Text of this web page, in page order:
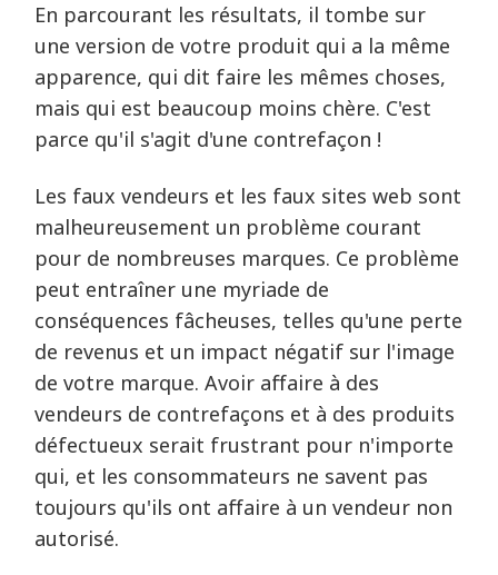
En parcourant les résultats, il tombe sur
une version de votre produit qui a la même
apparence, qui dit faire les mêmes choses,
mais qui est beaucoup moins chère. C'est
parce qu'il s'agit d'une contrefaçon !
Les faux vendeurs et les faux sites web sont
malheureusement un problème courant
pour de nombreuses marques. Ce problème
peut entraîner une myriade de
conséquences fâcheuses, telles qu'une perte
de revenus et un impact négatif sur l'image
de votre marque. Avoir affaire à des
vendeurs de contrefaçons et à des produits
défectueux serait frustrant pour n'importe
qui, et les consommateurs ne savent pas
toujours qu'ils ont affaire à un vendeur non
autorisé.